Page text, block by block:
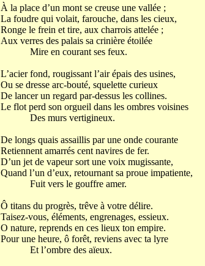
À la place d’un mont se creuse une vallée ;
La foudre qui volait, farouche, dans les cieux,
Ronge le frein et tire, aux charrois attelée ;
Aux verres des palais sa crinière étoilée
Mire en courant ses feux.
L’acier fond, rougissant l’air épais des usines,
Ou se dresse arc-bouté, squelette curieux
De lancer un regard par-dessus les collines.
Le flot perd son orgueil dans les ombres voisines
Des murs vertigineux.
De longs quais assaillis par une onde courante
Retiennent amarrés cent navires de fer.
D’un jet de vapeur sort une voix mugissante,
Quand l’un d’eux, retournant sa proue impatiente,
Fuit vers le gouffre amer.
Ô titans du progrès, trêve à votre délire.
Taisez-vous, éléments, engrenages, essieux.
O nature, reprends en ces lieux ton empire.
Pour une heure, ô forêt, reviens avec ta lyre
Et l’ombre des aïeux.